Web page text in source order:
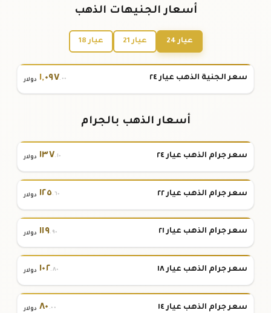
أسعار الجنيهات الذهب
عيار 24 عيار 21 عيار 18
سعر الجنية الذهب عيار ٢٤ ١,٠٩٧.٠٠ دولار
أسعار الذهب بالجرام
سعر جرام الذهب عيار ٢٤ ١٣٧.١٠ دولار
سعر جرام الذهب عيار ٢٢ ١٢٥.٦٠ دولار
سعر جرام الذهب عيار ٢١ ١١٩.٩٠ دولار
سعر جرام الذهب عيار ١٨ ١٠٢.٨٠ دولار
سعر جرام الذهب عيار ١٤ ٨٠ .٠٠ دولار